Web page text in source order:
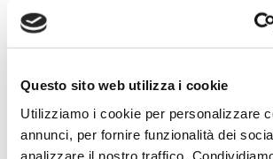
Questo sito web utilizza i cookie
Utilizziamo i cookie per personalizzare
annunci, per fornire funzionalità dei
analizzare il nostro traffico.
SCOPRI IL PRODOTTO